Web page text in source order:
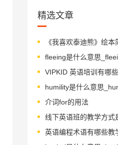
精选文章
《我喜欢泰迪熊》绘本
VIPKID 英语培训有哪
介词for的用法
线下英语班的教学方式
英语编程术语有哪些教